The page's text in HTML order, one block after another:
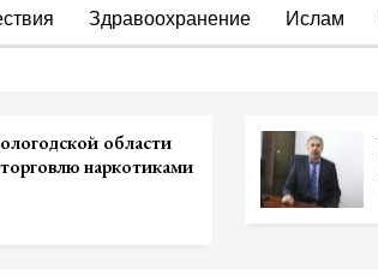
Здравоохранение Ислам
области
наркотиками